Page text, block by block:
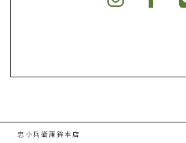
忠小兵衛蒲鉾本店